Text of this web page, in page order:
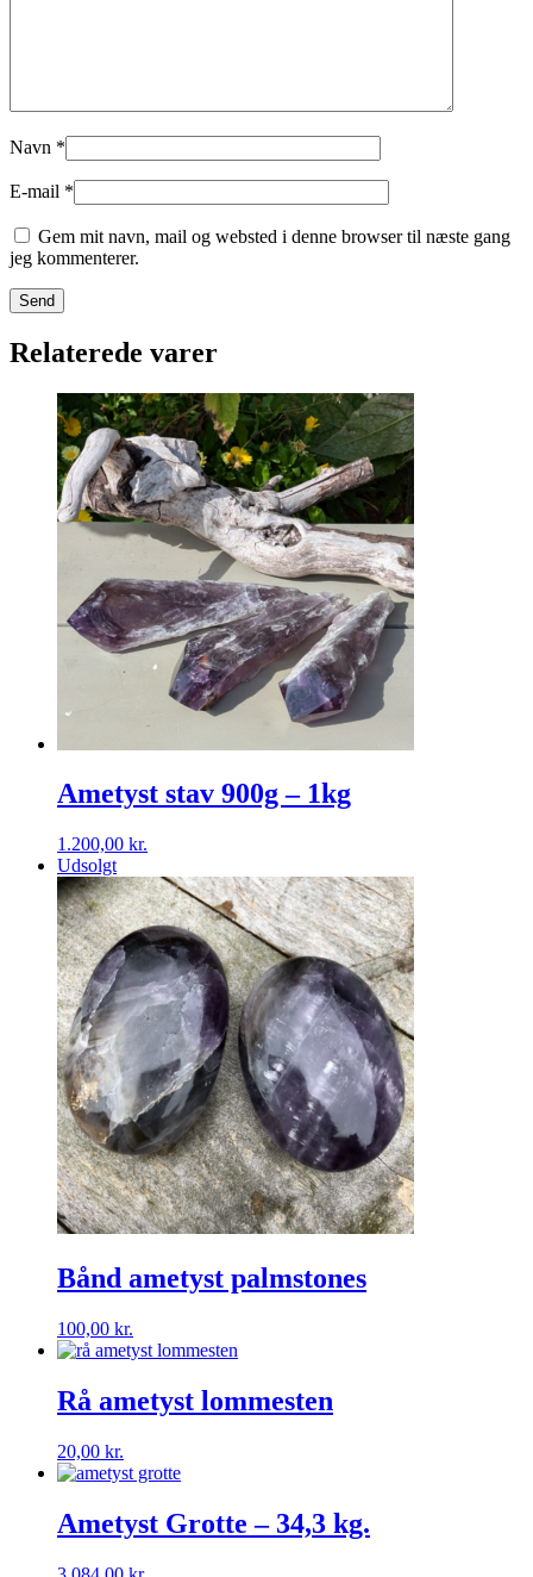
Navn *
E-mail *
Gem mit navn, mail og websted i denne browser til næste gang
jeg kommenterer.
Relaterede varer
Ametyst stav 900g – 1kg
1.200,00 kr.
Udsolgt
Bånd ametyst palmstones
100,00 kr.
Rå ametyst lommesten
20,00 kr.
Ametyst Grotte – 34,3 kg.